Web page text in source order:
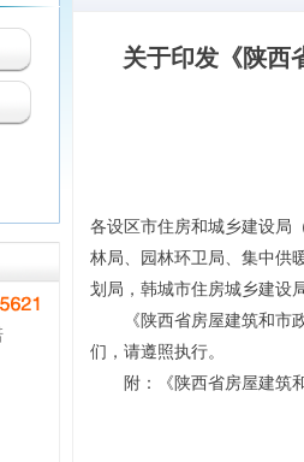
关于印发《陕西
各设区市住房和城乡建设局
林局、园林环卫局、集中供
划局，韩城市住房城乡建设
《陕西省房屋建筑和市政
们，请遵照执行。
附：《陕西省房屋建筑和